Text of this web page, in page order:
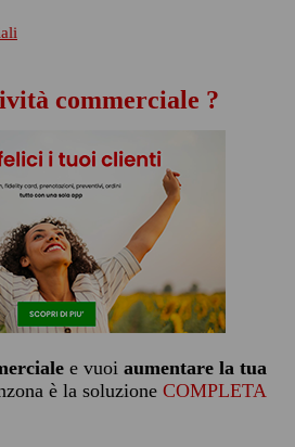
commerciale ?
e vuoi aumentare la tua
è la soluzione COMPLETA